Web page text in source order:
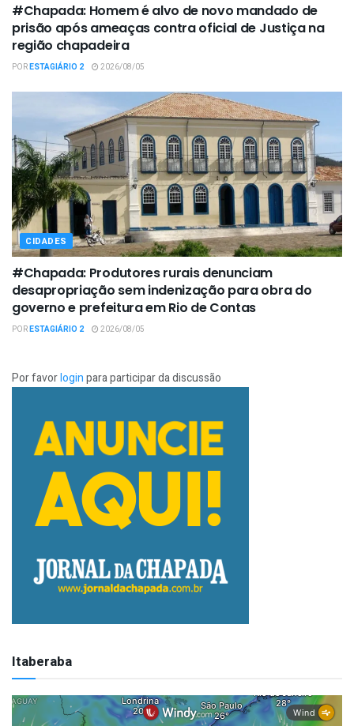
#Chapada: Homem é alvo de novo mandado de
prisão após ameaças contra oficial de Justiça na
região chapadeira
PORESTAGIÁRIO 2 2026/08/05
CIDADES
#Chapada: Produtores rurais denunciam
desapropriação sem indenização para obra do
governo e prefeitura em Rio de Contas
PORESTAGIÁRIO 2 2026/08/05
Por favorloginpara participar da discussão
Itaberaba